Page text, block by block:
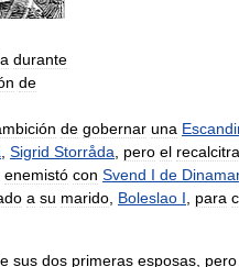
durante
de
de gobernar una
, Sigrid Storråda, pero el
enemistó con Svend I de
a su marido, Boleslao I, para
sus dos primeras esposas, pero